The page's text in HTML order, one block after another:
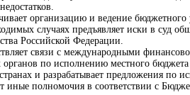
организацию и ведение
случаях предъявляет иски в суд
Российской Федерации.
связи с международными
органов по исполнению местного
и разрабатывает предложения по
иные полномочия в соответствии с